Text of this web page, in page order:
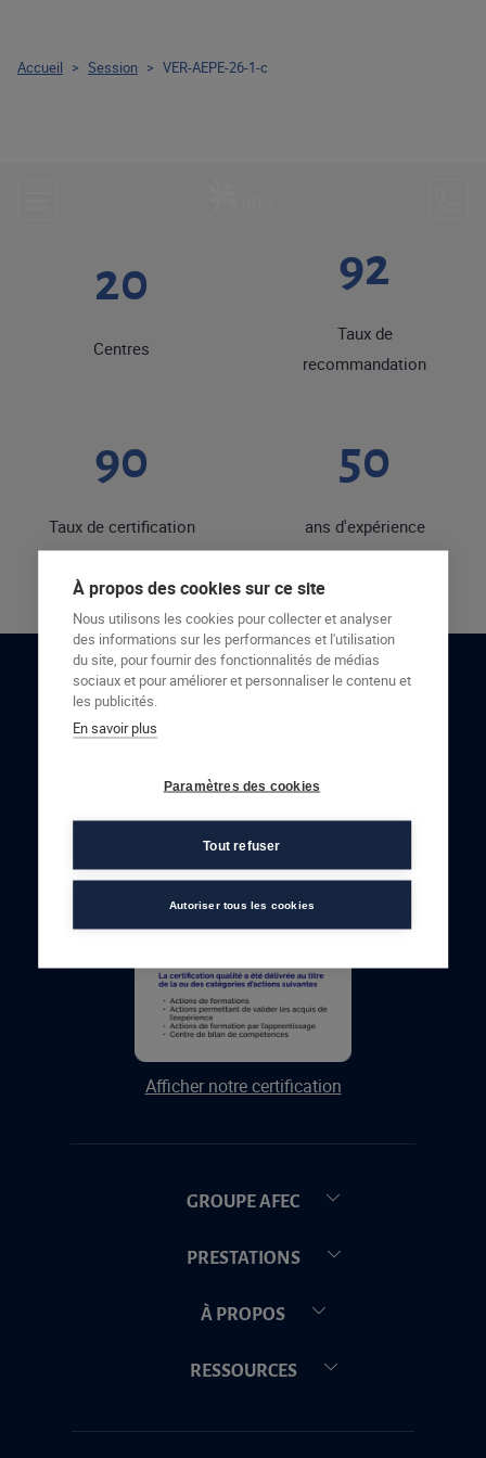
20
Centres
92
Taux de
recommandation
90
Taux de certification
50
ans d'expérience
RESTONS EN CONTACT
Afficher notre certification
GROUPE AFEC
PRESTATIONS
À PROPOS
RESSOURCES
Accueil > Session > VER-AEPE-26-1-c
À propos des cookies sur ce site
Nous utilisons les cookies pour collecter et analyser
des informations sur les performances et l'utilisation
du site, pour fournir des fonctionnalités de médias
sociaux et pour améliorer et personnaliser le contenu et
les publicités.
En savoir plus
Paramètres des cookies
Tout refuser
Autoriser tous les cookies